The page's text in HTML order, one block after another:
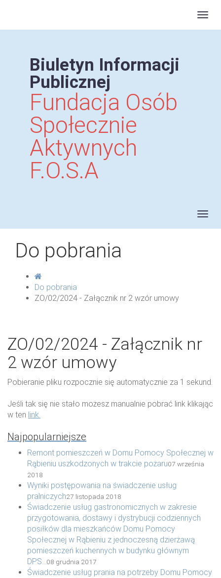
Biuletyn Informacji
Publicznej
Fundacja Osób
Społecznie
Aktywnych
F.O.S.A
Do pobrania
Do pobrania
ZO/02/2024 - Załącznik nr 2 wzór umowy
ZO/02/2024 - Załącznik nr
2 wzór umowy
Pobieranie pliku rozpocznie się automatycznie za 1 sekund.
Jeśli tak się nie stało możesz manualnie pobrać link klikając
w ten link.
Najpopularniejsze
Remont pomieszczeń w Domu Pomocy Społecznej w
Rąbieniu uszkodzonych w trakcie pożaru07 września
2018
Wyniki postępowania na świadczenie usług
pralniczych27 listopada 2018
Świadczenie usług gastronomicznych w zakresie
przygotowania, dostawy i dystrybucji codziennych
posiłków dla mieszkańców Domu Pomocy
Społecznej w Rąbieniu z jednoczesną dzierżawą
pomieszczeń kuchennych w budynku głównym
DPS...08 grudnia 2017
Świadczenie usług prania na potrzeby Domu Pomocy